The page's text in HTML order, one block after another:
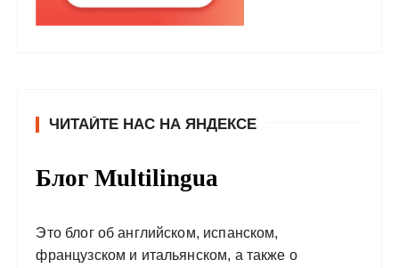
ЧИТАЙТЕ НАС НА ЯНДЕКСЕ
Блог Multilingua
Это блог об английском, испанском,
французском и итальянском, а также о